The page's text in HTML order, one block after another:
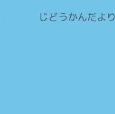
じどうかんだより